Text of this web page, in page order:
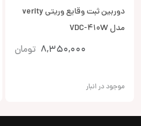
دوربین ثبت وقایع وریتی verity
مدل VDC-410W
8,350,000 تومان
موجود در انبار